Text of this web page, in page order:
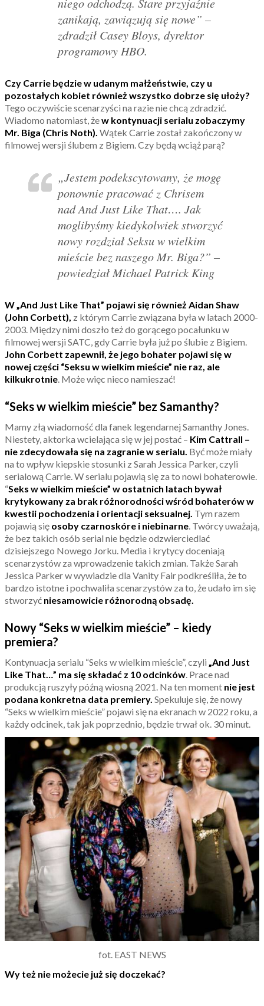
zanikają, zawiązują się nowe” –
zdradził Casey Bloys, dyrektor
programowy HBO.
Czy Carrie będzie w udanym małżeństwie, czy u
pozostałych kobiet również wszystko dobrze się ułoży?
Tego oczywiście scenarzyści na razie nie chcą zdradzić.
Wiadomo natomiast, żew kontynuacji serialu zobaczymy
Mr. Biga (Chris Noth). Wątek Carrie został zakończony w
filmowej wersji ślubem z Bigiem. Czy będą wciąż parą?
„Jestem podekscytowany, że mogę
ponownie pracować z Chrisem
nad And Just Like That…. Jak
moglibyśmy kiedykolwiek stworzyć
nowy rozdział Seksu w wielkim
mieście bez naszego Mr. Biga?” –
powiedział Michael Patrick King
W „And Just Like That” pojawi się również Aidan Shaw
(John Corbett), z którym Carrie związana była w latach 2000-
2003. Między nimi doszło też do gorącego pocałunku w
filmowej wersji SATC, gdy Carrie była już po ślubie z Bigiem.
John Corbett zapewnił, że jego bohater pojawi się w
nowej części “Seksu w wielkim mieście” nie raz, ale
kilkukrotnie. Może więc nieco namieszać!
“Seks w wielkim mieście” bez Samanthy?
Mamy złą wiadomość dla fanek legendarnej Samanthy Jones.
Niestety, aktorka wcielająca się w jej postać – Kim Cattrall –
nie zdecydowała się na zagranie w serialu. Być może miały
na to wpływ kiepskie stosunki z Sarah Jessica Parker, czyli
serialową Carrie. W serialu pojawią się za to nowi bohaterowie.
“Seks w wielkim mieście” w ostatnich latach bywał
krytykowany za brak różnorodności wśród bohaterów w
kwestii pochodzenia i orientacji seksualnej. Tym razem
pojawią się osoby czarnoskóre i niebinarne. Twórcy uważają,
że bez takich osób serial nie będzie odzwierciedlać
dzisiejszego Nowego Jorku. Media i krytycy doceniają
scenarzystów za wprowadzenie takich zmian. Także Sarah
Jessica Parker w wywiadzie dla Vanity Fair podkreśliła, że to
bardzo istotne i pochwaliła scenarzystów za to, że udało im się
stworzyć niesamowicie różnorodną obsadę.
Nowy “Seks w wielkim mieście” – kiedy
premiera?
Kontynuacja serialu “Seks w wielkim mieście”, czyli „And Just
Like That…” ma się składać z 10 odcinków. Prace nad
produkcją ruszyły późną wiosną 2021. Na ten moment nie jest
podana konkretna data premiery. Spekuluje się, że nowy
“Seks w wielkim mieście” pojawi się na ekranach w 2022 roku, a
każdy odcinek, tak jak poprzednio, będzie trwał ok. 30 minut.
fot. EAST NEWS
Wy też nie możecie już się doczekać?